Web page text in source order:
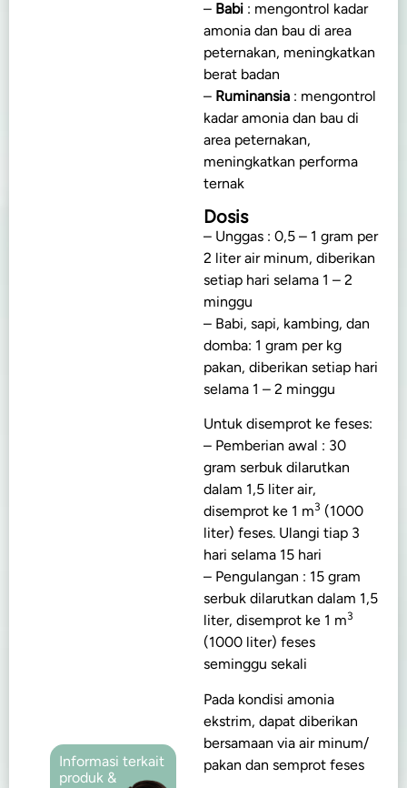
– Babi : mengontrol kadar
amonia dan bau di area
peternakan, meningkatkan
berat badan
– Ruminansia : mengontrol
kadar amonia dan bau di
area peternakan,
meningkatkan performa
ternak
Dosis
– Unggas : 0,5 – 1 gram per
2 liter air minum, diberikan
setiap hari selama 1 – 2
minggu
– Babi, sapi, kambing, dan
domba: 1 gram per kg
pakan, diberikan setiap hari
selama 1 – 2 minggu
Untuk disemprot ke feses:
– Pemberian awal : 30
gram serbuk dilarutkan
dalam 1,5 liter air,
disemprot ke 1 m3 (1000
liter) feses. Ulangi tiap 3
hari selama 15 hari
– Pengulangan : 15 gram
serbuk dilarutkan dalam 1,5
liter, disemprot ke 1 m3
(1000 liter) feses
seminggu sekali
Pada kondisi amonia
ekstrim, dapat diberikan
bersamaan via air minum/
pakan dan semprot feses
Informasi terkait
produk &